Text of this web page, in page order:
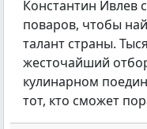
Константин Ивлев
поваров, чтобы
талант страны.
жесточайший
кулинарном
тот, кто сможет